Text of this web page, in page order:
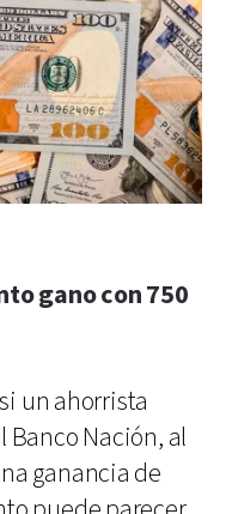
gano con 750
un ahorrista
Banco Nación, al
ganancia de